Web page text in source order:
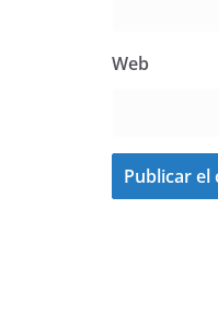
Web